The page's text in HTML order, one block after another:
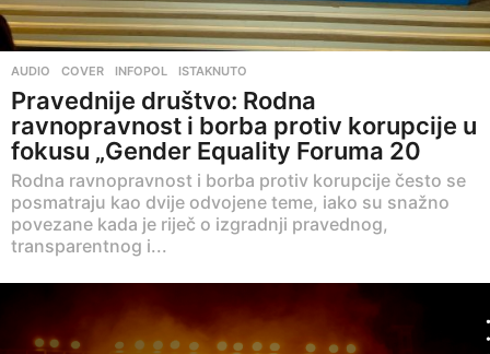
AUDIO ,COVER ,INFOPOL ,ISTAKNUTO
Pravednije društvo: Rodna
ravnopravnost i borba protiv korupcije u
fokusu „Gender Equality Foruma 20
Rodna ravnopravnost i borba protiv korupcije često se
posmatraju kao dvije odvojene teme, iako su snažno
povezane kada je riječ o izgradnji pravednog,
transparentnog i...